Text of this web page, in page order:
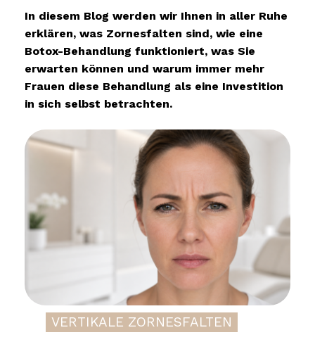
In diesem Blog werden wir Ihnen in aller Ruhe
erklären, was Zornesfalten sind, wie eine
Botox-Behandlung funktioniert, was Sie
erwarten können und warum immer mehr
Frauen diese Behandlung als eine Investition
in sich selbst betrachten.
VERTIKALE ZORNESFALTEN